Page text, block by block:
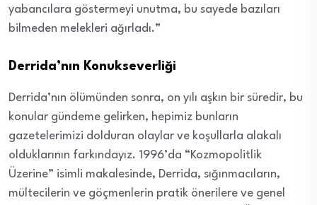
yabancılara göstermeyi unutma, bu sayede bazıları
bilmeden melekleri ağırladı.”
Derrida’nın Konukseverliği
Derrida’nın ölümünden sonra, on yılı aşkın bir süredir, bu
konular gündeme gelirken, hepimiz bunların
gazetelerimizi dolduran olaylar ve koşullarla alakalı
olduklarının farkındayız. 1996’da “Kozmopolitlik
Üzerine” isimli makalesinde, Derrida, sığınmacıların,
mültecilerin ve göçmenlerin pratik önerilere ve genel